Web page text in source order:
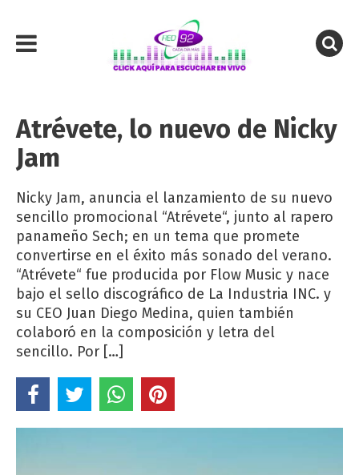
Atrévete, lo nuevo de Nicky
Jam
Nicky Jam, anuncia el lanzamiento de su nuevo
sencillo promocional “Atrévete“, junto al rapero
panameño Sech; en un tema que promete
convertirse en el éxito más sonado del verano.
“Atrévete“ fue producida por Flow Music y nace
bajo el sello discográfico de La Industria INC. y
su CEO Juan Diego Medina, quien también
colaboró en la composición y letra del
sencillo. Por […]